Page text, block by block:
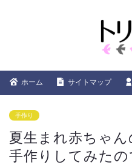
ホーム サイトマップ
手作り
夏生まれ赤ちゃ
手作りしてみたの